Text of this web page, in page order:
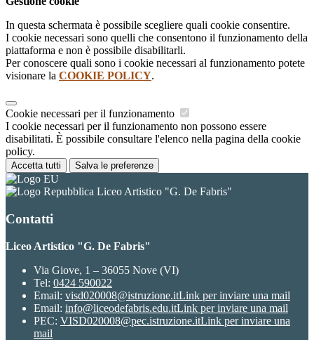
In questa schermata è possibile scegliere quali cookie consentire.
I cookie necessari sono quelli che consentono il funzionamento della
piattaforma e non è possibile disabilitarli.
Per conoscere quali sono i cookie necessari al funzionamento potete
visionare la COOKIE POLICY.
Cookie necessari per il funzionamento
I cookie necessari per il funzionamento non possono essere
disabilitati. È possibile consultare l'elenco nella pagina della cookie
policy.
Accetta tutti Salva le preferenze
Liceo Artistico "G. De Fabris"
Contatti
Liceo Artistico "G. De Fabris"
Via Giove, 1 – 36055 Nove (VI)
Tel: 0424 590022
Email: visd020008@istruzione.itLink per inviare una mail
Email: info@liceodefabris.edu.itLink per inviare una mail
PEC: VISD020008@pec.istruzione.itLink per inviare una
mail